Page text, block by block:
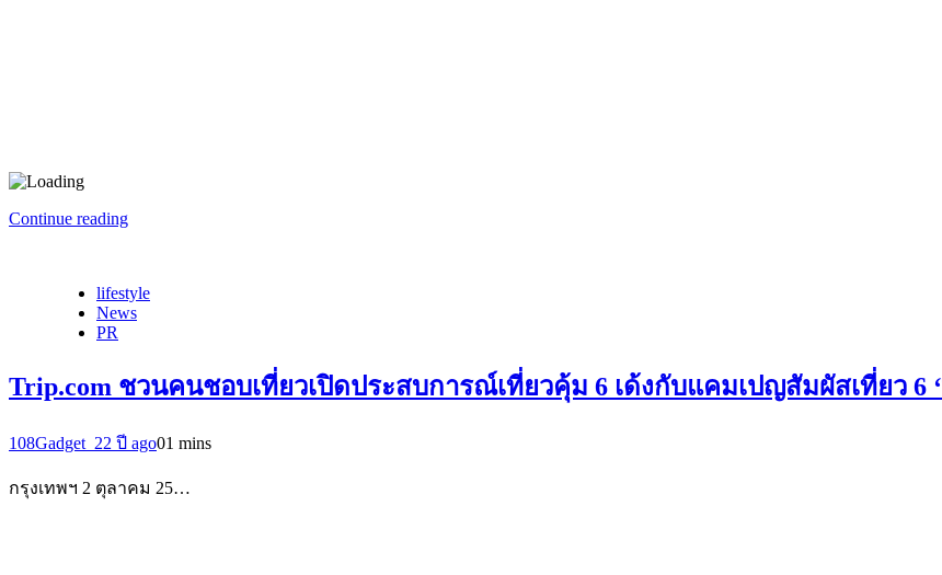
Continue reading
lifestyle
News
PR
Trip.com ชวนคนชอบเที่ยวเปิดประสบการณ์เที่ยวคุ้ม 6 เด้งกับแคมเปญสัมผัสเที่ยว 6
108Gadget_22 ปี ago01 mins
กรุงเทพฯ 2 ตุลาคม 25…